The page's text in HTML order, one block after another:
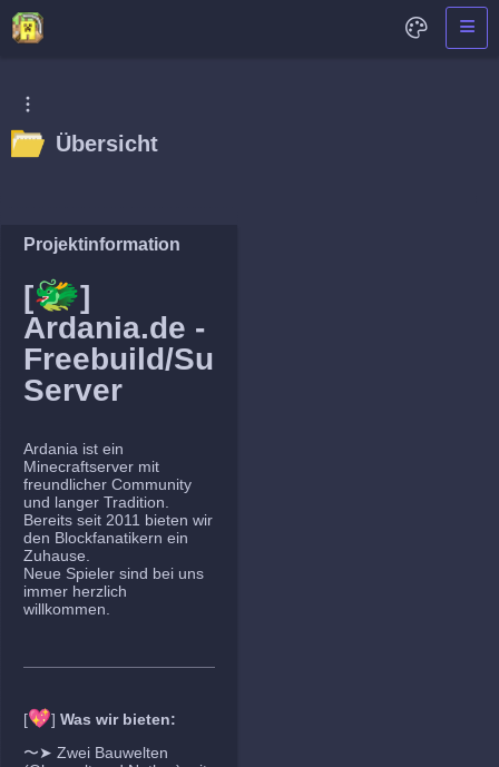
Übersicht
Projektinformation
[🐲]
Ardania.de -
Freebuild/Survival
Server
Ardania ist ein
Minecraftserver mit
freundlicher Community
und langer Tradition.
Bereits seit 2011 bieten wir
den Blockfanatikern ein
Zuhause.
Neue Spieler sind bei uns
immer herzlich
willkommen.
[💖] Was wir bieten:
〜➤ Zwei Bauwelten